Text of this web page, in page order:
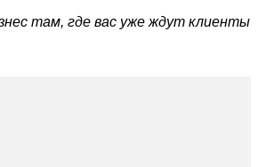
там, где вас уже ждут клиенты